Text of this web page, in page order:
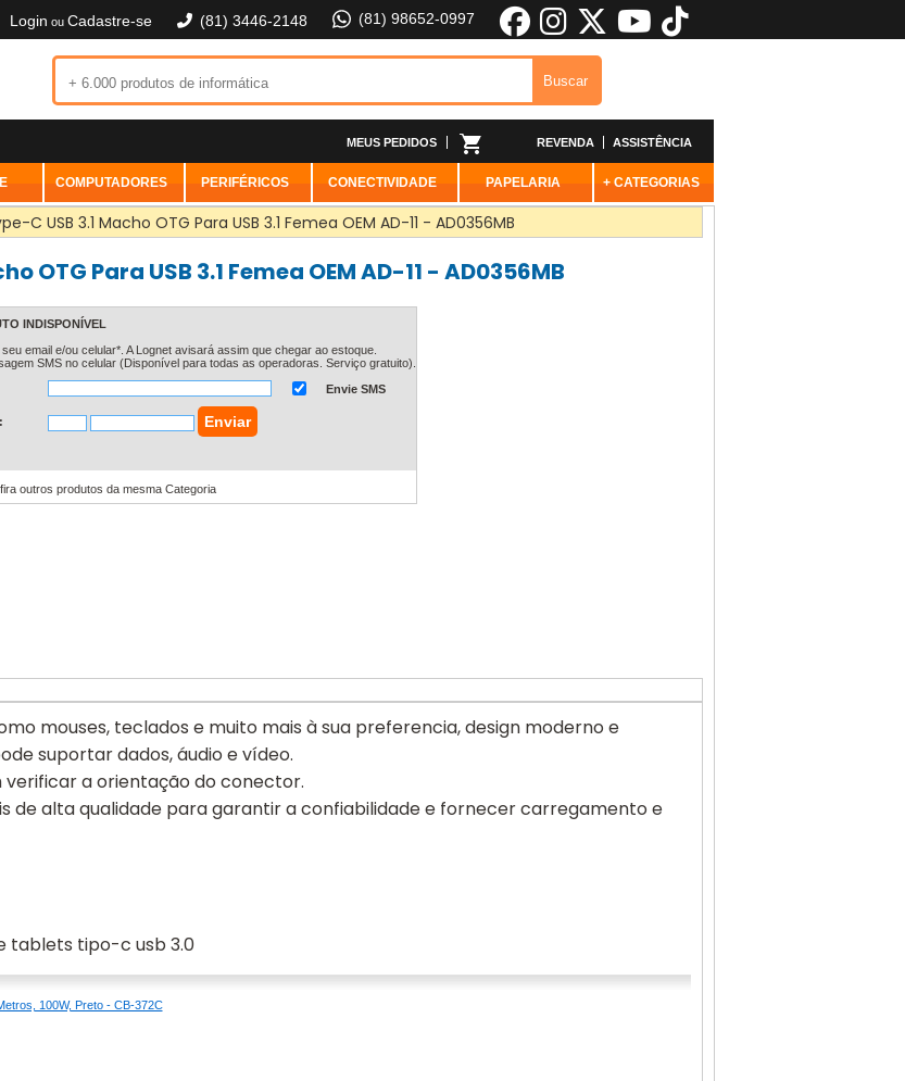
(81) 98652-0997
(81) 3446-2148
Login ou Cadastre-se
MEUS PEDIDOS REVENDA ASSISTÊNCIA
COMPUTADORES PERIFÉRICOS CONECTIVIDADE PAPELARIA + CATEGORIAS
C USB 3.1 Macho OTG Para USB 3.1 Femea OEM AD-11 - AD0356MB
OTG Para USB 3.1 Femea OEM AD-11 - AD0356MB
INDISPONÍVEL
email e/ou celular*. A Lognet avisará assim que chegar ao estoque.
SMS no celular (Disponível para todas as operadoras. Serviço gratuito).
Envie SMS
outros produtos da mesma Categoria
mouses, teclados e muito mais à sua preferencia, design moderno e
suportar dados, áudio e vídeo.
a orientação do conector.
de alta qualidade para garantir a confiabilidade e fornecer carregamento e
tablets tipo-c usb 3.0
100W, Preto - CB-372C